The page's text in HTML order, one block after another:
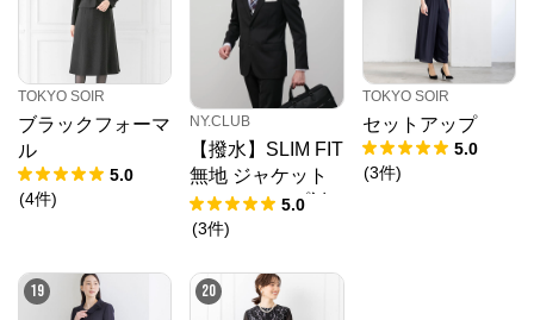
TOKYO SOIR
ブラックフォーマ
ル
5.0
(4件)
NY.CLUB
【撥水】SLIM FIT
無地 ジャケット
(セットアップ対
応)
5.0
(3件)
TOKYO SOIR
セットアップ
5.0
(3件)
19 20